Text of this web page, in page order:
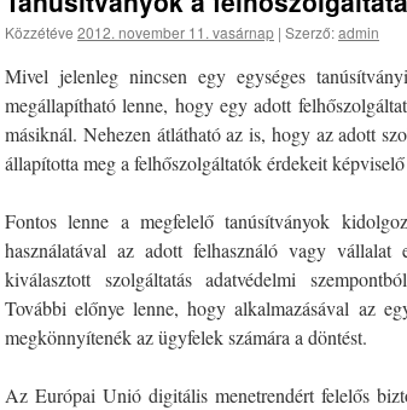
Közzétéve 2012. november 11. vasárnap | Szerző:admin
Mivel jelenleg nincsen egy egységes
megállapítható lenne, hogy egy adott
másiknál. Nehezen átlátható az is, hogy az adott
állapította meg a felhőszolgáltatók érdekeit
Fontos lenne a megfelelő tanúsítványok
használatával az adott felhasználó vagy vállalat
kiválasztott szolgáltatás adatvédelmi
További előnye lenne, hogy alkalmazásával az
megkönnyítenék az ügyfelek számára a döntést.
Az Európai Unió digitális menetrendért felelős